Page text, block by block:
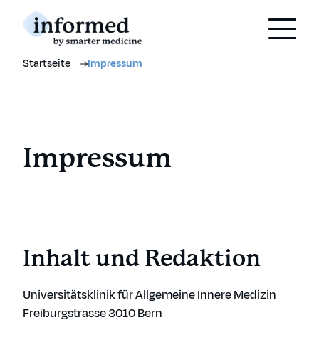
Startseite Impressum
Impressum
Inhalt und Redaktion
Universitätsklinik für Allgemeine Innere Medizin
Freiburgstrasse3010 Bern
THEMEN
Check-Up
Fachpersonen